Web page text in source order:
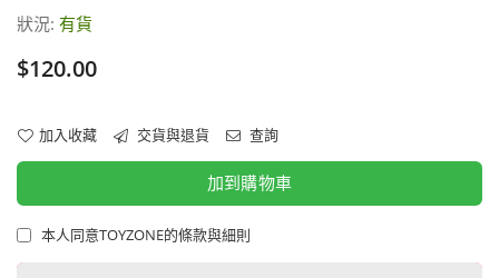
狀況: 有貨
價
$120.00
加入收藏 交貨與退貨 查詢
加到購物車
本人同意TOYZONE的條款與細則